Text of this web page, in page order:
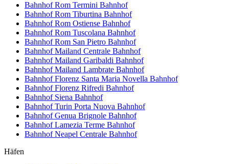
Bahnhof Rom Termini Bahnhof
Bahnhof Rom Tiburtina Bahnhof
Bahnhof Rom Ostiense Bahnhof
Bahnhof Rom Tuscolana Bahnhof
Bahnhof Rom San Pietro Bahnhof
Bahnhof Mailand Centrale Bahnhof
Bahnhof Mailand Garibaldi Bahnhof
Bahnhof Mailand Lambrate Bahnhof
Bahnhof Florenz Santa Maria Novella Bahnhof
Bahnhof Florenz Rifredi Bahnhof
Bahnhof Siena Bahnhof
Bahnhof Turin Porta Nuova Bahnhof
Bahnhof Genua Brignole Bahnhof
Bahnhof Lamezia Terme Bahnhof
Bahnhof Neapel Centrale Bahnhof
Häfen